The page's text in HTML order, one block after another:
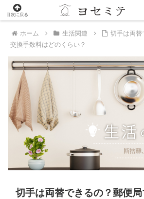
PR
ホーム 生活関連
切手は両替
交換手数料はどのくらい？
切手は両替できるの？郵便
目次に戻る